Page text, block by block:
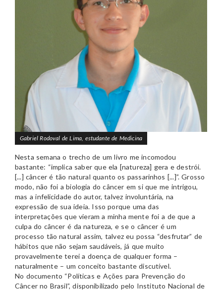
Gabriel Rodoval de Lima, estudante de Medicina
Nesta semana o trecho de um livro me incomodou
bastante: “implica saber que ela [natureza] gera e destrói.
[...] câncer é tão natural quanto os passarinhos [...]”. Grosso
modo, não foi a biologia do câncer em si que me intrigou,
mas a infelicidade do autor, talvez involuntária, na
expressão de sua ideia. Isso porque uma das
interpretações que vieram a minha mente foi a de que a
culpa do câncer é da natureza, e se o câncer é um
processo tão natural assim, talvez eu possa “desfrutar” de
hábitos que não sejam saudáveis, já que muito
provavelmente terei a doença de qualquer forma –
naturalmente – um conceito bastante discutível.
No documento “Políticas e Ações para Prevenção do
Câncer no Brasil”, disponibilizado pelo Instituto Nacional de